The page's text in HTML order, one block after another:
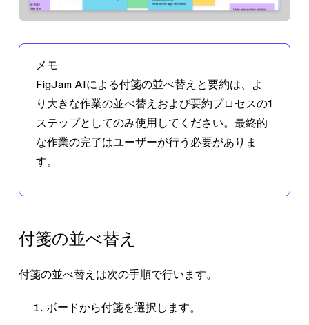
メモ
FigJam AIによる付箋の並べ替えと要約は、よ
り大きな作業の並べ替えおよび要約プロセスの1
ステップとしてのみ使用してください。最終的
な作業の完了はユーザーが行う必要がありま
す。
付箋の並べ替え
付箋の並べ替えは次の手順で行います。
ボードから付箋を選択します。